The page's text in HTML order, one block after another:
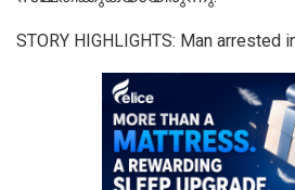
STORY HIGHLIGHTS: Man arrested